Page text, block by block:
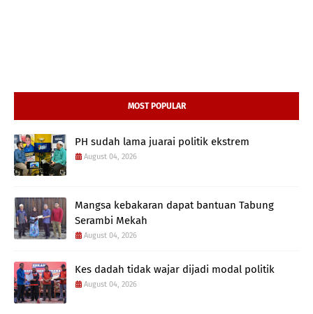
MOST POPULAR
PH sudah lama juarai politik ekstrem
August 04, 2026
Mangsa kebakaran dapat bantuan Tabung
Serambi Mekah
August 04, 2026
Kes dadah tidak wajar dijadi modal politik
August 04, 2026